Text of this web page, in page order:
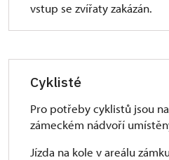
vstup se zvířaty zakázán.
Cyklisté
Pro potřeby cyklistů jsou na
zámeckém nádvoří
Jízda na kole v areálu